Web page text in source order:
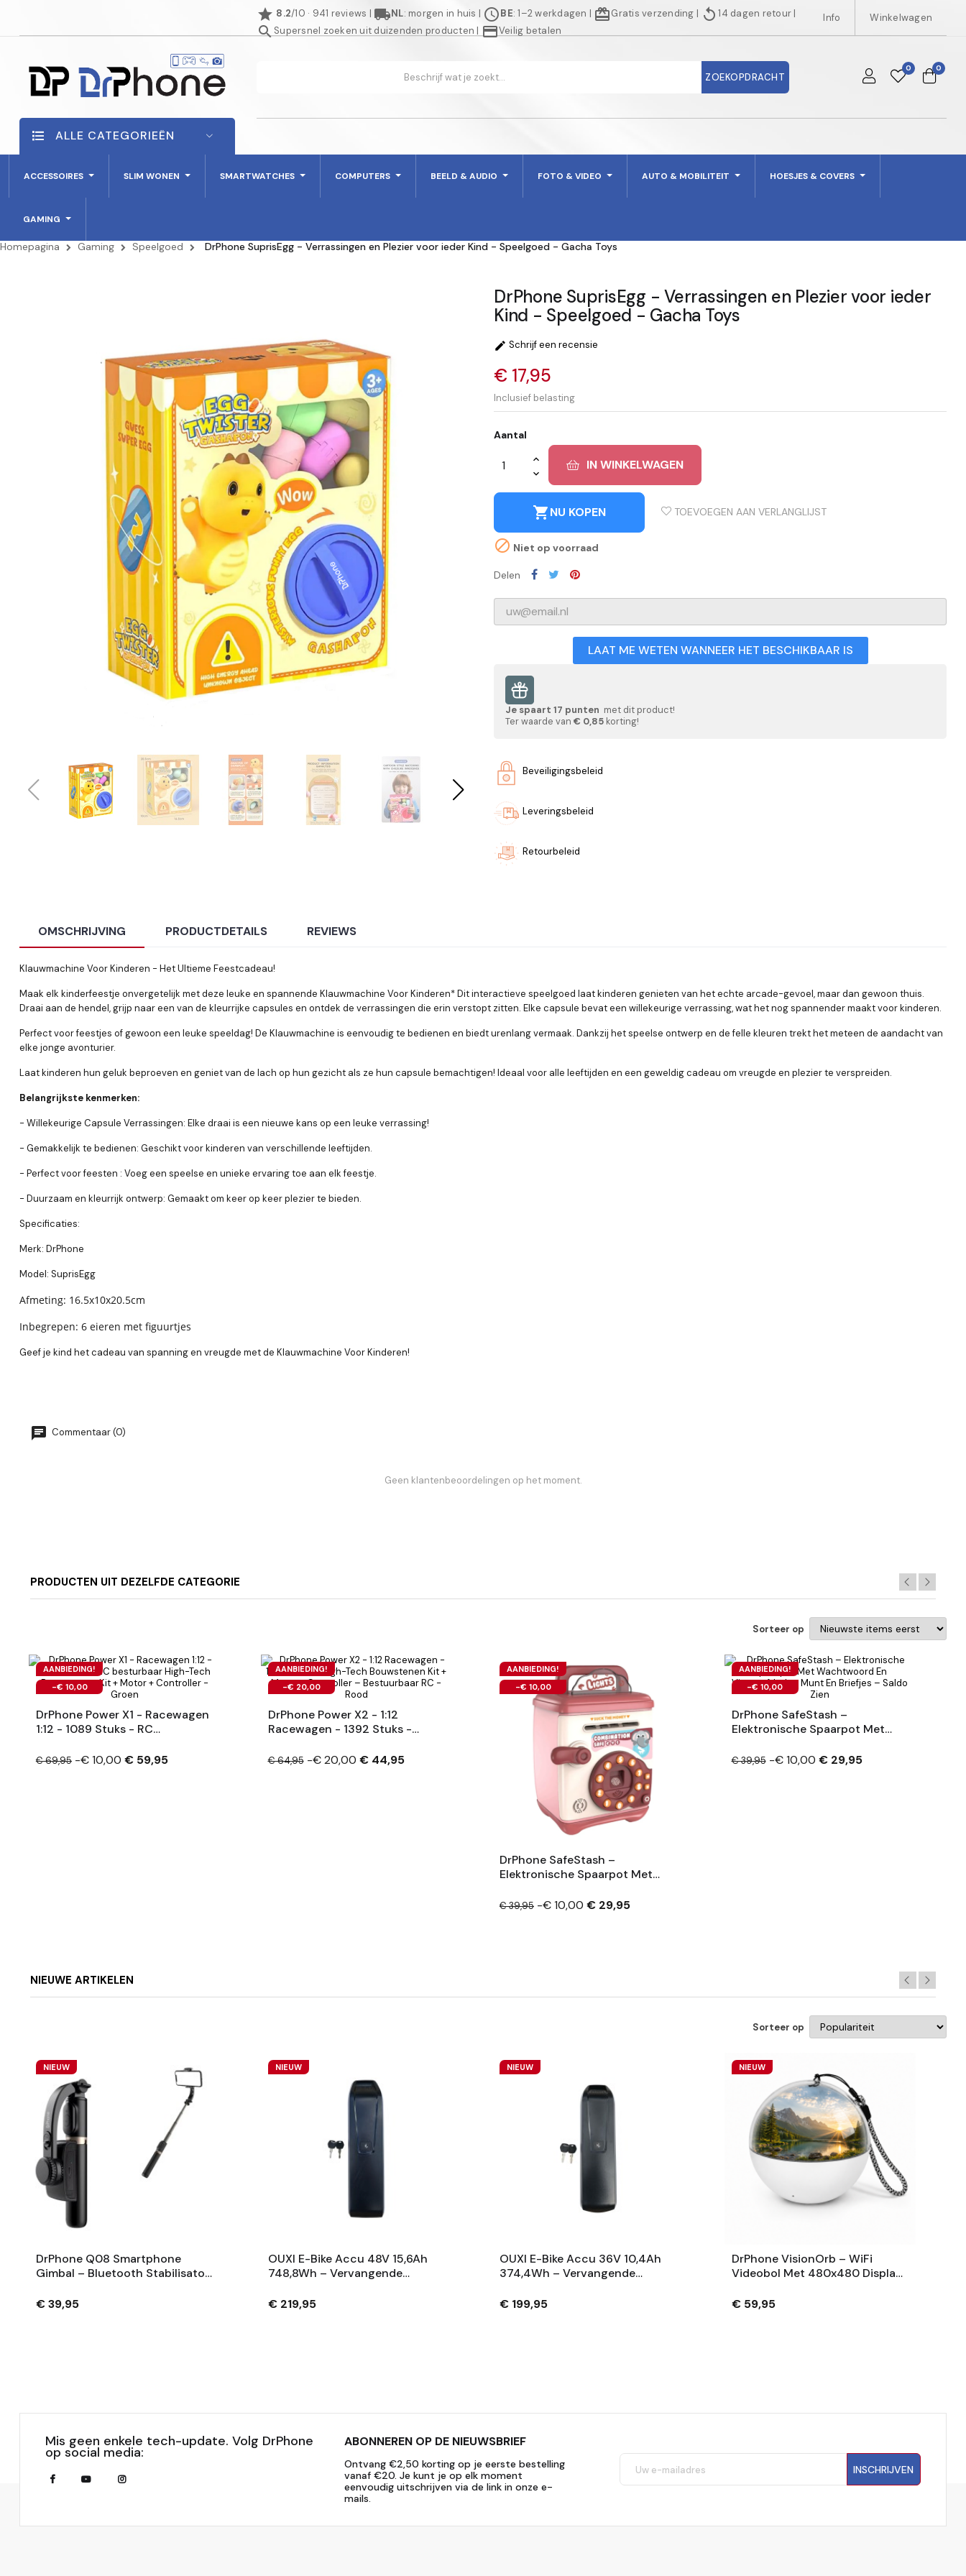
star 8.2/10 · 941 reviews | local_shippingNL: morgen in huis | scheduleBE: 1–2 werkdagen | redeemGratis verzending | replay14 dagen retour |
searchSupersnel zoeken uit duizenden producten | credit_cardVeilig betalen
Info Winkelwagen
ZOEKOPDRACHT
0 0
ALLE CATEGORIEËN
ACCESSOIRES SLIM WONEN SMARTWATCHES COMPUTERS BEELD & AUDIO FOTO & VIDEO AUTO & MOBILITEIT HOESJES & COVERS
GAMING
Homepagina Gaming Speelgoed DrPhone SuprisEgg - Verrassingen en Plezier voor ieder Kind - Speelgoed - Gacha Toys
DrPhone SuprisEgg - Verrassingen en Plezier voor ieder
Kind - Speelgoed - Gacha Toys
 Schrijf een recensie
€ 17,95
Inclusief belasting
Aantal
IN WINKELWAGEN
shopping_cartNU KOPEN TOEVOEGEN AAN VERLANGLIJST
 Niet op voorraad
Delen
LAAT ME WETEN WANNEER HET BESCHIKBAAR IS
Je spaart 17 punten met dit product!
Ter waarde van € 0,85 korting!
Beveiligingsbeleid
Leveringsbeleid
Retourbeleid
OMSCHRIJVING PRODUCTDETAILS REVIEWS
Klauwmachine Voor Kinderen - Het Ultieme Feestcadeau!
Maak elk kinderfeestje onvergetelijk met deze leuke en spannende Klauwmachine Voor Kinderen* Dit interactieve speelgoed laat kinderen genieten van het echte arcade-gevoel, maar dan gewoon thuis.
Draai aan de hendel, grijp naar een van de kleurrijke capsules en ontdek de verrassingen die erin verstopt zitten. Elke capsule bevat een willekeurige verrassing, wat het nog spannender maakt voor kinderen.
Perfect voor feestjes of gewoon een leuke speeldag! De Klauwmachine is eenvoudig te bedienen en biedt urenlang vermaak. Dankzij het speelse ontwerp en de felle kleuren trekt het meteen de aandacht van
elke jonge avonturier.
Laat kinderen hun geluk beproeven en geniet van de lach op hun gezicht als ze hun capsule bemachtigen! Ideaal voor alle leeftijden en een geweldig cadeau om vreugde en plezier te verspreiden.
Belangrijkste kenmerken:
- Willekeurige Capsule Verrassingen: Elke draai is een nieuwe kans op een leuke verrassing!
- Gemakkelijk te bedienen: Geschikt voor kinderen van verschillende leeftijden.
- Perfect voor feesten : Voeg een speelse en unieke ervaring toe aan elk feestje.
- Duurzaam en kleurrijk ontwerp: Gemaakt om keer op keer plezier te bieden.
Specificaties:
Merk: DrPhone
Model: SuprisEgg
Afmeting: 16.5x10x20.5cm
Inbegrepen: 6 eieren met figuurtjes
Geef je kind het cadeau van spanning en vreugde met de Klauwmachine Voor Kinderen!
Commentaar (0)
Geen klantenbeoordelingen op het moment.
PRODUCTEN UIT DEZELFDE CATEGORIE
Sorteer op
AANBIEDING!
-€ 10,00
DrPhone Power X1 - Racewagen
1:12 - 1089 Stuks - RC
Bouwstenen Kit + Motor +
€ 69,95 -€ 10,00 € 59,95
AANBIEDING!
-€ 20,00
DrPhone Power X2 - 1:12
Racewagen - 1392 Stuks -
Motor + Controller –
€ 64,95 -€ 20,00 € 44,95
AANBIEDING!
-€ 10,00
DrPhone SafeStash –
Elektronische Spaarpot Met
Munt En Briefjes – Saldo Zien
€ 39,95 -€ 10,00 € 29,95
AANBIEDING!
-€ 10,00
DrPhone SafeStash –
Elektronische Spaarpot Met
Munt En Briefjes – Saldo Zien
€ 39,95 -€ 10,00 € 29,95
NIEUWE ARTIKELEN
Sorteer op
NIEUW
DrPhone Q08 Smartphone
Gimbal – Bluetooth Stabilisator
Zwart
€ 39,95
NIEUW
OUXI E-Bike Accu 48V 15,6Ah
748,8Wh – Vervangende
Sleutels – Zwart
€ 219,95
NIEUW
OUXI E-Bike Accu 36V 10,4Ah
374,4Wh – Vervangende
Sleutels – Zwart
€ 199,95
NIEUW
DrPhone VisionOrb – WiFi
Videobol Met 480x480 Display
– USB-C – Wit
€ 59,95
Mis geen enkele tech-update. Volg DrPhone
op social media:
ABONNEREN OP DE NIEUWSBRIEF
Ontvang €2,50 korting op je eerste bestelling
vanaf €20. Je kunt je op elk moment
eenvoudig uitschrijven via de link in onze e-
mails.
INSCHRIJVEN